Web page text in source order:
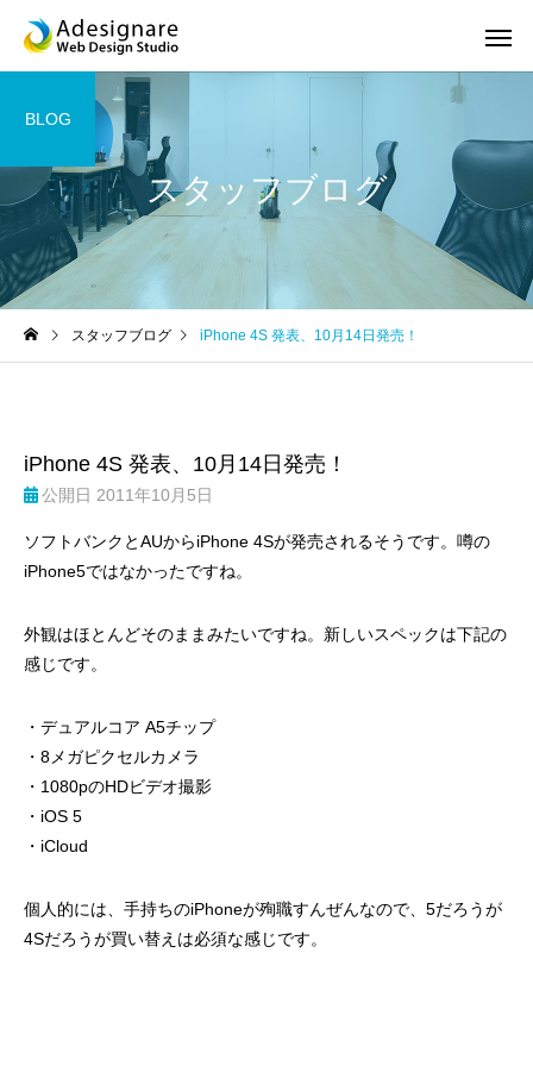
ホームページ制作 スマホサ
スタッフブログ
BLOG
スタッフブログ iPhone 4S 発表、10月14日発売！
iPhone 4S 発表、10月14日発売！
公開日 2011年10月5日
ソフトバンクとAUからiPhone 4Sが発売されるそうです。噂の
iPhone5ではなかったですね。
外観はほとんどそのままみたいですね。新しいスペックは下記の
感じです。
・デュアルコア A5チップ
・8メガピクセルカメラ
・1080pのHDビデオ撮影
・iOS 5
・iCloud
個人的には、手持ちのiPhoneが殉職すんぜんなので、5だろうが
4Sだろうが買い替えは必須な感じです。